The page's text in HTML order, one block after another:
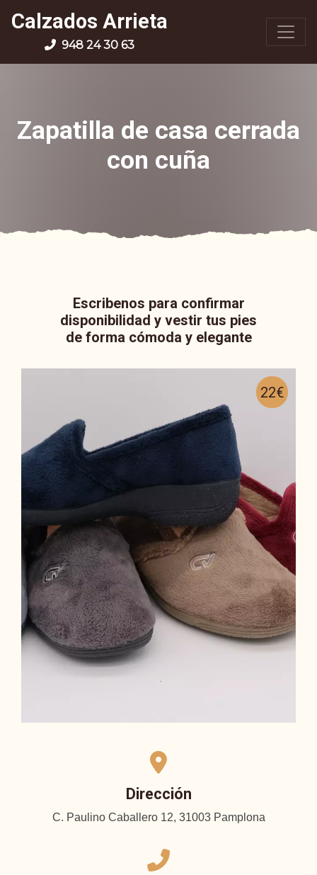
Calzados Arrieta
948 24 30 63
Zapatilla de casa cerrada
con cuña
Escribenos para confirmar
disponibilidad y vestir tus pies
de forma cómoda y elegante
22€
Dirección
C. Paulino Caballero 12, 31003 Pamplona